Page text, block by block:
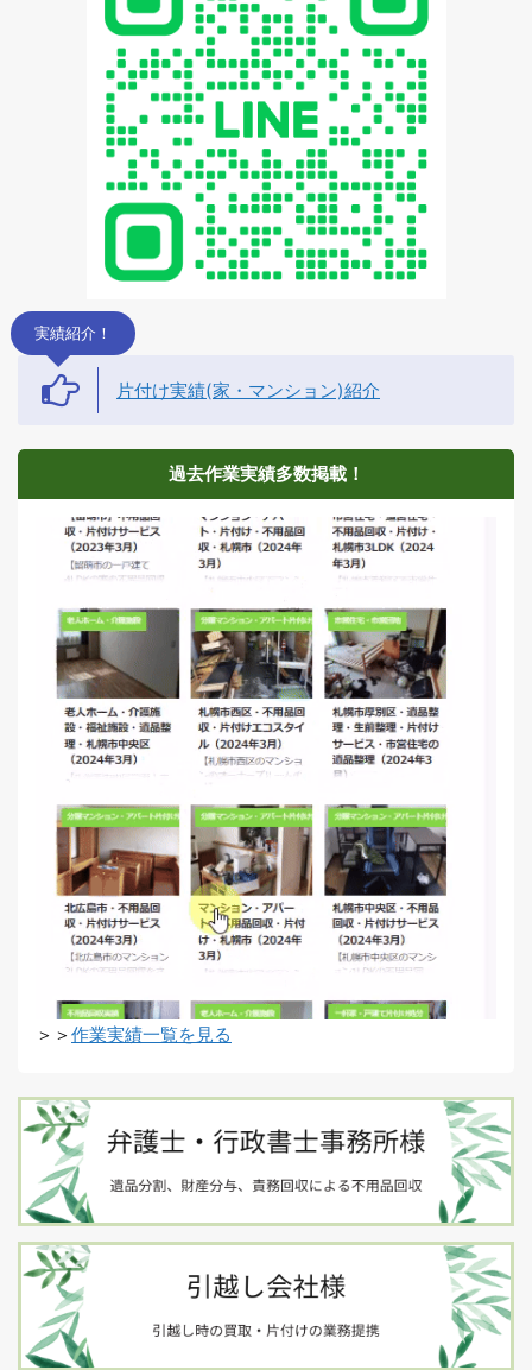
実績紹介！
片付け実績(家・マンション)紹介
過去作業実績多数掲載！
＞＞ 作業実績一覧を見る